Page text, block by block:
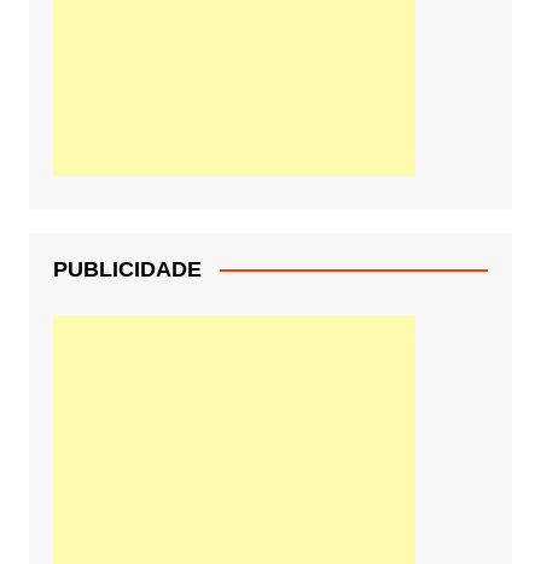
PUBLICIDADE